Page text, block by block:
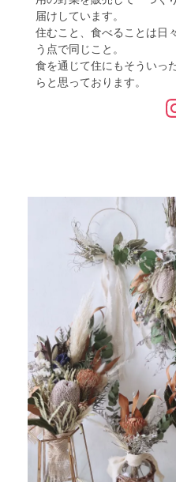
届けしています。
住むこと、食べることは日
う点で同じこと。
食を通じて住にもそういっ
らと思っております。